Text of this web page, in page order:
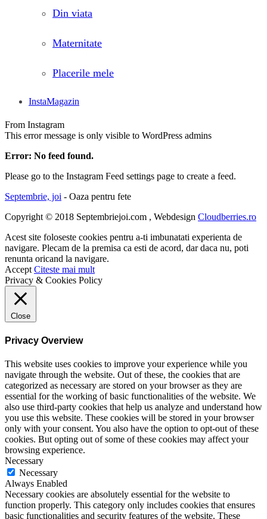
Din viata
Maternitate
Placerile mele
InstaMagazin
From Instagram
This error message is only visible to WordPress admins
Error: No feed found.
Please go to the Instagram Feed settings page to create a feed.
Septembrie, joi - Oaza pentru fete
Copyright © 2018 Septembriejoi.com , Webdesign Cloudberries.ro
Acest site foloseste cookies pentru a-ti imbunatati experienta de
navigare. Plecam de la premisa ca esti de acord, dar daca nu, poti
renunta oricand la navigare.
Accept Citeste mai mult
Privacy & Cookies Policy
Close
Privacy Overview
This website uses cookies to improve your experience while you
navigate through the website. Out of these, the cookies that are
categorized as necessary are stored on your browser as they are
essential for the working of basic functionalities of the website. We
also use third-party cookies that help us analyze and understand how
you use this website. These cookies will be stored in your browser
only with your consent. You also have the option to opt-out of these
cookies. But opting out of some of these cookies may affect your
browsing experience.
Necessary
Necessary
Always Enabled
Necessary cookies are absolutely essential for the website to
function properly. This category only includes cookies that ensures
basic functionalities and security features of the website. These